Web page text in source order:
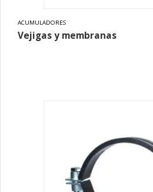
ACUMULADORES
Vejigas y membranas